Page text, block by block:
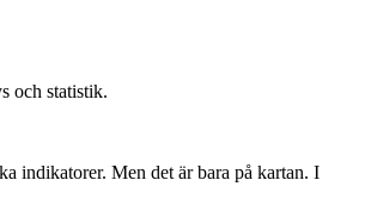
och statistik.
indikatorer. Men det är bara på kartan. I